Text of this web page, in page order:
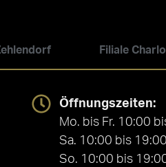
Filiale
Öffnungszeiten:
Mo. bis Fr. 10:00
Sa. 10:00 bis 19:00
So. 10:00 bis